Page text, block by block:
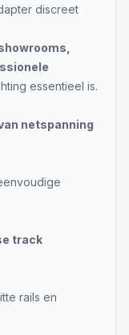
discreet
essentieel is.
netspanning
track
rails en